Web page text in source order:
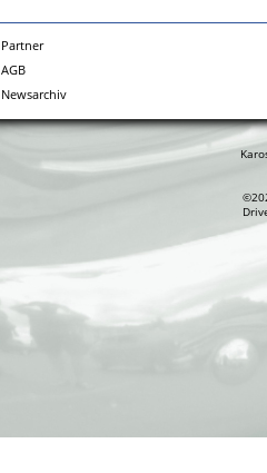
Partner
AGB
Newsarchiv